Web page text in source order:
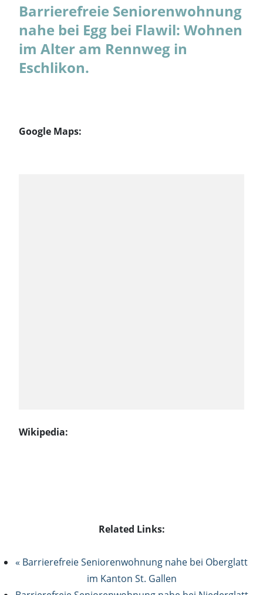
Barrierefreie Seniorenwohnung
nahe bei Egg bei Flawil: Wohnen
im Alter am Rennweg in
Eschlikon.
Google Maps:
Wikipedia:
Related Links:
« Barrierefreie Seniorenwohnung nahe bei Oberglatt
im Kanton St. Gallen